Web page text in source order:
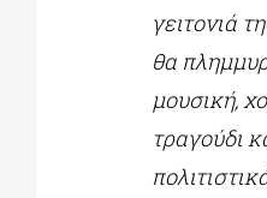
γειτονιά
θα
μουσική,
τραγούδι